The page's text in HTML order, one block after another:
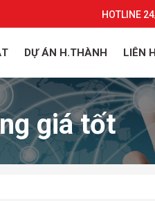
HOTLINE
DỰ ÁN H.THÀNH LIÊN
giá tốt